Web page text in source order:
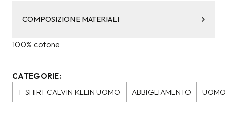
COMPOSIZIONE MATERIALI
100% cotone
CATEGORIE:
T-SHIRT CALVIN KLEIN UOMO
ABBIGLIAMENTO UOMO